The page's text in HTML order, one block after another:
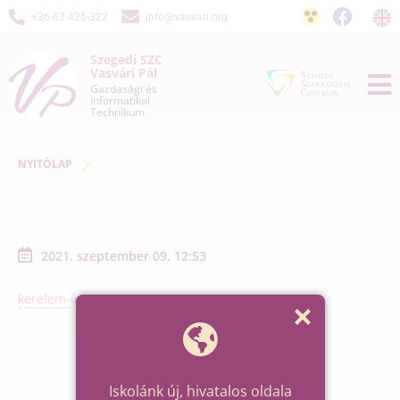
+36-62 425-322 info@vasvari.org
Szegedi SZC
Vasvári Pál
Gazdasági és
Informatikai
Technikum
NYITÓLAP
2021. szeptember 09. 12:53
kerelem-idegen nyelv-szulo
Iskolánk új, hivatalos oldala